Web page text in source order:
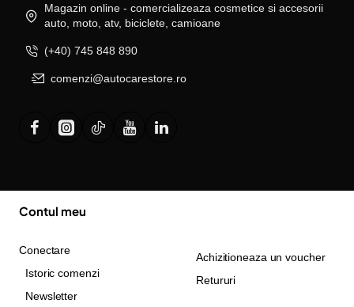
Magazin online - comercializeaza cosmetice si accesorii
auto, moto, atv, biciclete, camioane
(+40) 745 848 890
comenzi@autocarestore.ro
Contul meu
Conectare
Istoric comenzi
Newsletter
Achizitioneaza un voucher
Retururi